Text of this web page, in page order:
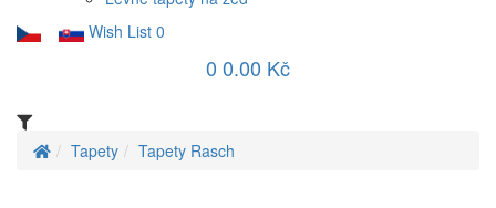
Wish List 0
0 0.00 Kč
Tapety Tapety Rasch